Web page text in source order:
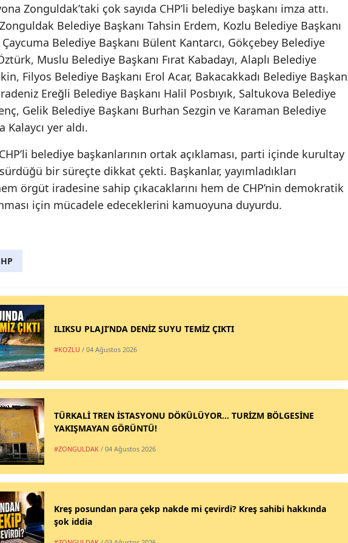
Zonguldak’taki çok sayıda CHP’li belediye başkanı imza attı.
Belediye Başkanı Tahsin Erdem, Kozlu Belediye Başkanı
Belediye Başkanı Bülent Kantarcı, Gökçebey Belediye
Muslu Belediye Başkanı Fırat Kabadayı, Alaplı Belediye
Filyos Belediye Başkanı Erol Acar, Bakacakkadı Belediye
Ereğli Belediye Başkanı Halil Posbıyık, Saltukova Belediye
Gelik Belediye Başkanı Burhan Sezgin ve Karaman Belediye
Kalaycı yer aldı.
belediye başkanlarının ortak açıklaması, parti içinde kurultay
bir süreçte dikkat çekti. Başkanlar, yayımladıkları
örgüt iradesine sahip çıkacaklarını hem de CHP’nin demokratik
için mücadele edeceklerini kamuoyuna duyurdu.
ILIKSU PLAJI’NDA DENİZ SUYU TEMİZ ÇIKTI
#KOZLU / 04 Ağustos 2026
TÜRKALİ TREN İSTASYONU DÖKÜLÜYOR... TURİZM BÖLGESİNE
YAKIŞMAYAN GÖRÜNTÜ!
#ZONGULDAK / 04 Ağustos 2026
Kreş posundan para çekp nakde mi çevirdi? Kreş sahibi hakkında
şok iddia